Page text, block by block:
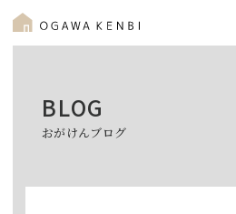
BLOG
おがけんブログ